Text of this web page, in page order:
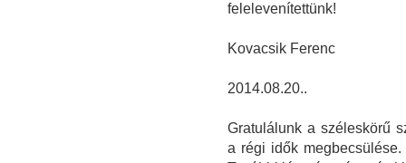
felelevenítettünk!
Kovacsik Ferenc
2014.08.20..
Gratulálunk a széleskörű
a régi idők